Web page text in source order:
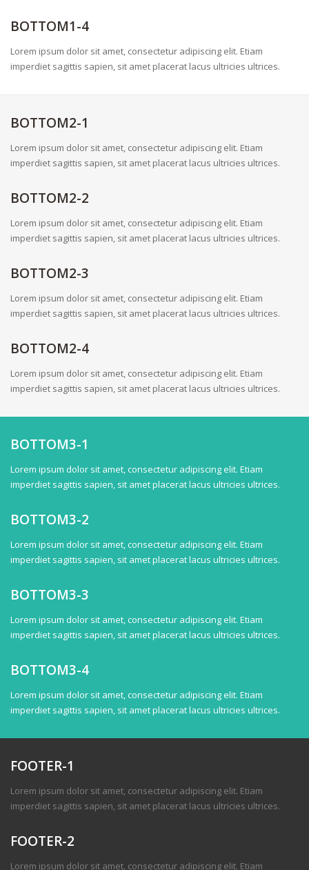
BOTTOM1-4
Lorem ipsum dolor sit amet, consectetur adipiscing elit. Etiam
imperdiet sagittis sapien, sit amet placerat lacus ultricies ultrices.
BOTTOM2-1
Lorem ipsum dolor sit amet, consectetur adipiscing elit. Etiam
imperdiet sagittis sapien, sit amet placerat lacus ultricies ultrices.
BOTTOM2-2
Lorem ipsum dolor sit amet, consectetur adipiscing elit. Etiam
imperdiet sagittis sapien, sit amet placerat lacus ultricies ultrices.
BOTTOM2-3
Lorem ipsum dolor sit amet, consectetur adipiscing elit. Etiam
imperdiet sagittis sapien, sit amet placerat lacus ultricies ultrices.
BOTTOM2-4
Lorem ipsum dolor sit amet, consectetur adipiscing elit. Etiam
imperdiet sagittis sapien, sit amet placerat lacus ultricies ultrices.
BOTTOM3-1
Lorem ipsum dolor sit amet, consectetur adipiscing elit. Etiam
imperdiet sagittis sapien, sit amet placerat lacus ultricies ultrices.
BOTTOM3-2
Lorem ipsum dolor sit amet, consectetur adipiscing elit. Etiam
imperdiet sagittis sapien, sit amet placerat lacus ultricies ultrices.
BOTTOM3-3
Lorem ipsum dolor sit amet, consectetur adipiscing elit. Etiam
imperdiet sagittis sapien, sit amet placerat lacus ultricies ultrices.
BOTTOM3-4
Lorem ipsum dolor sit amet, consectetur adipiscing elit. Etiam
imperdiet sagittis sapien, sit amet placerat lacus ultricies ultrices.
FOOTER-1
Lorem ipsum dolor sit amet, consectetur adipiscing elit. Etiam
imperdiet sagittis sapien, sit amet placerat lacus ultricies ultrices.
FOOTER-2
Lorem ipsum dolor sit amet, consectetur adipiscing elit. Etiam